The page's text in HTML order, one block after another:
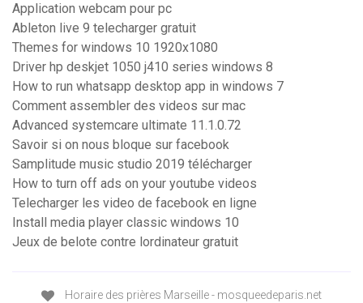
Application webcam pour pc
Ableton live 9 telecharger gratuit
Themes for windows 10 1920x1080
Driver hp deskjet 1050 j410 series windows 8
How to run whatsapp desktop app in windows 7
Comment assembler des videos sur mac
Advanced systemcare ultimate 11.1.0.72
Savoir si on nous bloque sur facebook
Samplitude music studio 2019 télécharger
How to turn off ads on your youtube videos
Telecharger les video de facebook en ligne
Install media player classic windows 10
Jeux de belote contre lordinateur gratuit
Horaire des prières Marseille - mosqueedeparis.net